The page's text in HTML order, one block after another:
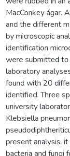
MacConkey ágar.
and the different
by microscopic
identification
were submitted to
laboratory
found with 20
identified. Three
university
Klebsiella
present analysis,
bacteria and fungi